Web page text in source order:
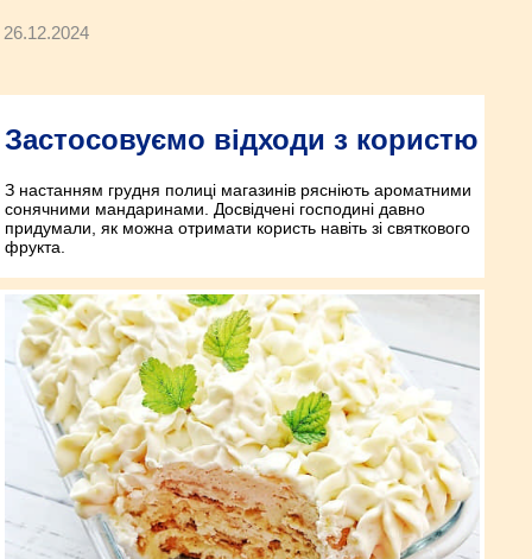
26.12.2024
Застосовуємо відходи з користю
З настанням грудня полиці магазинів рясніють ароматними
сонячними мандаринами. Досвідчені господині давно
придумали, як можна отримати користь навіть зі святкового
фрукта.